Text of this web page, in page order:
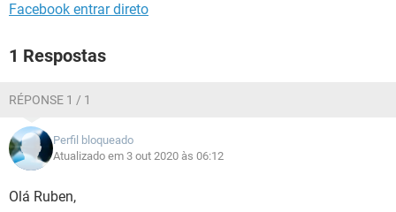
Facebook entrar direto
1 Respostas
RÉPONSE 1 / 1
Perfil bloqueado
Atualizado em 3 out 2020 às 06:12
Olá Ruben,